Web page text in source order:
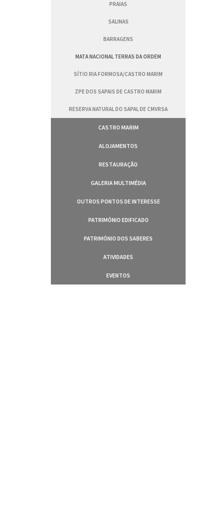
PRAIAS
SALINAS
BARRAGENS
MATA NACIONAL TERRAS DA ORDEM
SÍTIO RIA FORMOSA/CASTRO MARIM
ZPE DOS SAPAIS DE CASTRO MARIM
RESERVA NATURAL DO SAPAL DE CMVRSA
CASTRO MARIM
ALOJAMENTOS
RESTAURAÇÃO
GALERIA MULTIMÉDIA
OUTROS PONTOS DE INTERESSE
PATRIMÓNIO EDIFICADO
PATRIMÓNIO DOS SABERES
ATIVIDADES
EVENTOS